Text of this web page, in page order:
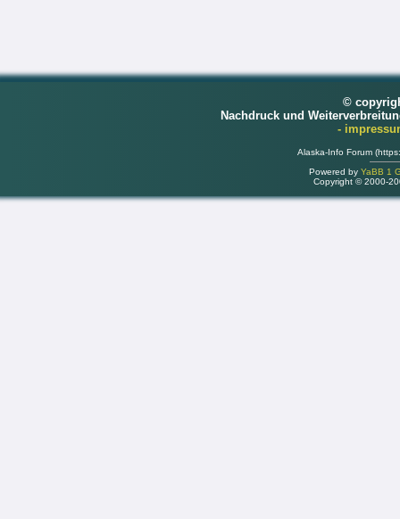
©
Nachdruck und
-
Alaska-Info Forum
Powered by YaBB 1
Copyright © 2000-